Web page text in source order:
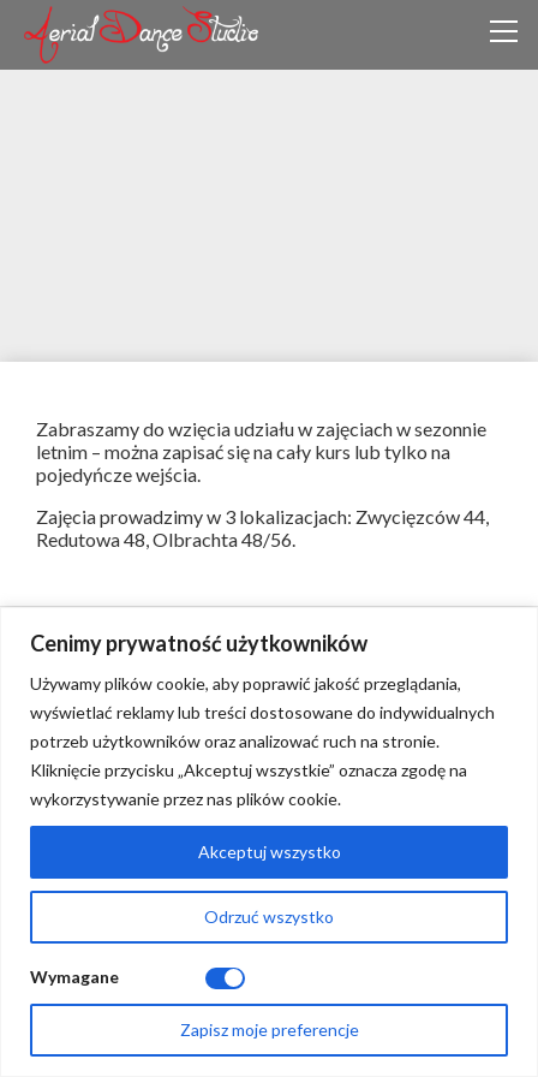
Cenimy prywatność użytkowników
Używamy plików cookie, aby poprawić jakość przeglądania,
wyświetlać reklamy lub treści dostosowane do indywidualnych
potrzeb użytkowników oraz analizować ruch na stronie.
Kliknięcie przycisku „Akceptuj wszystkie” oznacza zgodę na
wykorzystywanie przez nas plików cookie.
Odrzuć wszystko
Akceptuj wszystko
Wymagane
Zapisz moje preferencje
Zabraszamy do wzięcia udziału w zajęciach w sezonnie
letnim – można zapisać się na cały kurs lub tylko na
pojedyńcze wejścia.
Zajęcia prowadzimy w 3 lokalizacjach: Zwycięzców 44,
Redutowa 48, Olbrachta 48/56.
Regulaminy
Pytania i odpowiedzi
Kontakt